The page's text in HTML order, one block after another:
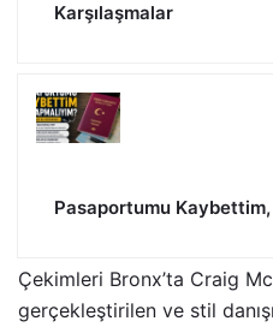
Karşılaşmalar
Pasaportumu Kaybettim,
Çekimleri Bronx’ta Craig
gerçekleştirilen ve stil